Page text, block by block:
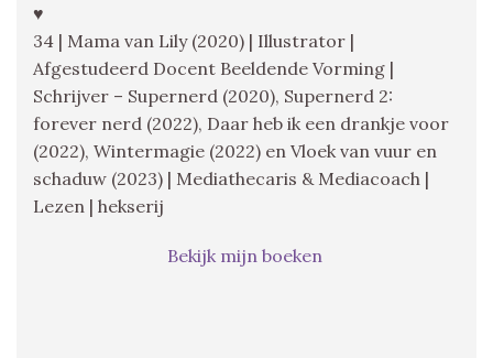
♥
34 | Mama van Lily (2020) | Illustrator |
Afgestudeerd Docent Beeldende Vorming |
Schrijver – Supernerd (2020), Supernerd 2:
forever nerd (2022), Daar heb ik een drankje voor
(2022), Wintermagie (2022) en Vloek van vuur en
schaduw (2023) | Mediathecaris & Mediacoach |
Lezen | hekserij
Bekijk mijn boeken